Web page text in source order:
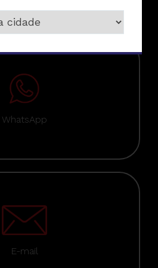
WhatsApp
E-mail